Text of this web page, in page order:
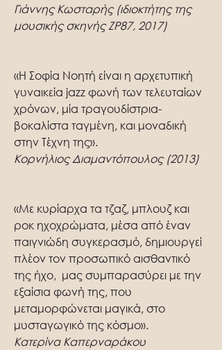
Γιάννης Κωσταρής (ιδιοκτήτης της
μουσικής σκηνής ΖP87, 2017)
«Η Σοφία Νοητή είναι η αρχετυπική
γυναικεία jazz φωνή των τελευταίων
χρόνων, μία τραγουδίστρια-
βοκαλίστα ταγμένη, και μοναδική
στην Τέχνη της».
Κορνήλιος Διαμαντόπουλος (2013)
«Με κυρίαρχα τα τζαζ, μπλουζ και
ροκ ηχοχρώματα, μέσα από έναν
παιγνιώδη συγκερασμό, δημιουργεί
πλέον τον προσωπικό αισθαντικό
της ήχο, μας συμπαρασύρει με την
εξαίσια φωνή της, που
μεταμορφώνεται μαγικά, στο
μυσταγωγικό της κόσμο».
Κατερίνα Καπερναράκου